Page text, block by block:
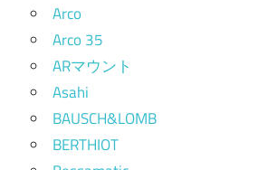
Arco
Arco 35
ARマウント
Asahi
BAUSCH&LOMB
BERTHIOT